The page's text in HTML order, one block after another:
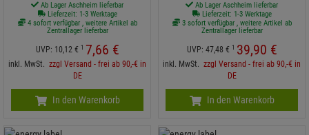
Ab Lager Aschheim lieferbar
Lieferzeit: 1-3 Werktage
4 sofort verfügbar , weitere Artikel ab
Zentrallager lieferbar
UVP: 10,12 € 1 7,66 €
inkl. MwSt. zzgl Versand - frei ab 90,-€ in
DE
In den Warenkorb
Ab Lager Aschheim lieferbar
Lieferzeit: 1-3 Werktage
3 sofort verfügbar , weitere Artikel ab
Zentrallager lieferbar
UVP: 47,48 € 1 39,90 €
inkl. MwSt. zzgl Versand - frei ab 90,-€ in
DE
In den Warenkorb